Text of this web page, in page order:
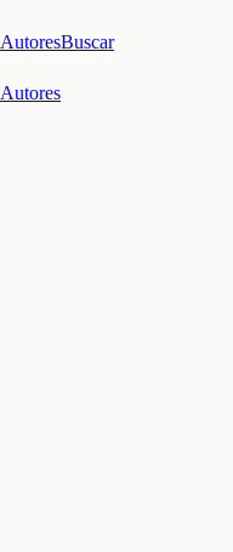
AutoresBuscar
Autores